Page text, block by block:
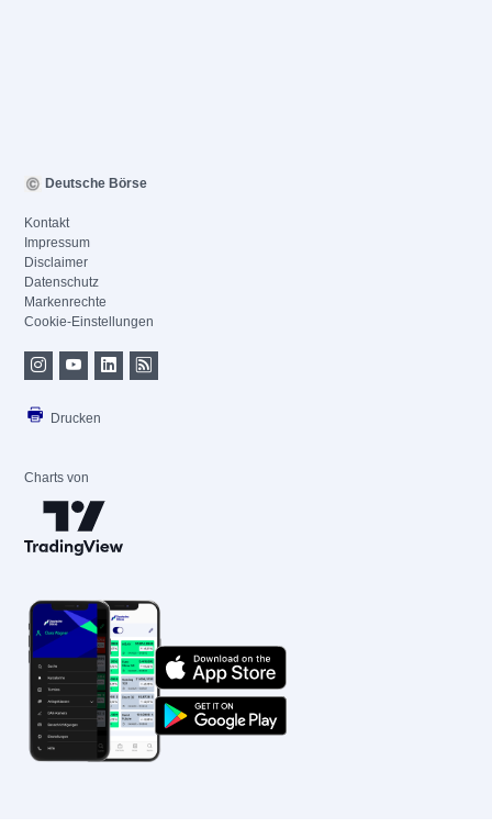
Deutsche Börse
Kontakt
Impressum
Disclaimer
Datenschutz
Markenrechte
Cookie-Einstellungen
Drucken
Charts von